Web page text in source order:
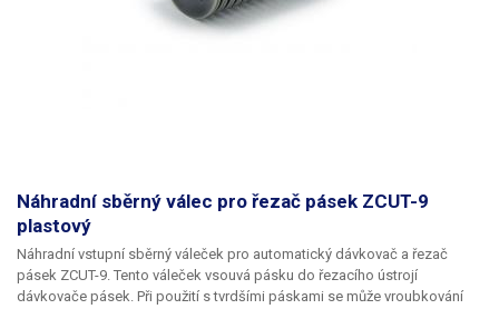
Náhradní sběrný válec pro řezač pásek ZCUT-9
plastový
Náhradní vstupní sběrný váleček pro automatický dávkovač a řezač
pásek ZCUT-9. Tento váleček vsouvá pásku do řezacího ústrojí
dávkovače pásek. Při použití s tvrdšími páskami se může vroubkování